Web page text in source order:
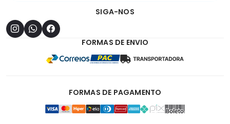
SIGA-NOS
FORMAS DE ENVIO
FORMAS DE PAGAMENTO